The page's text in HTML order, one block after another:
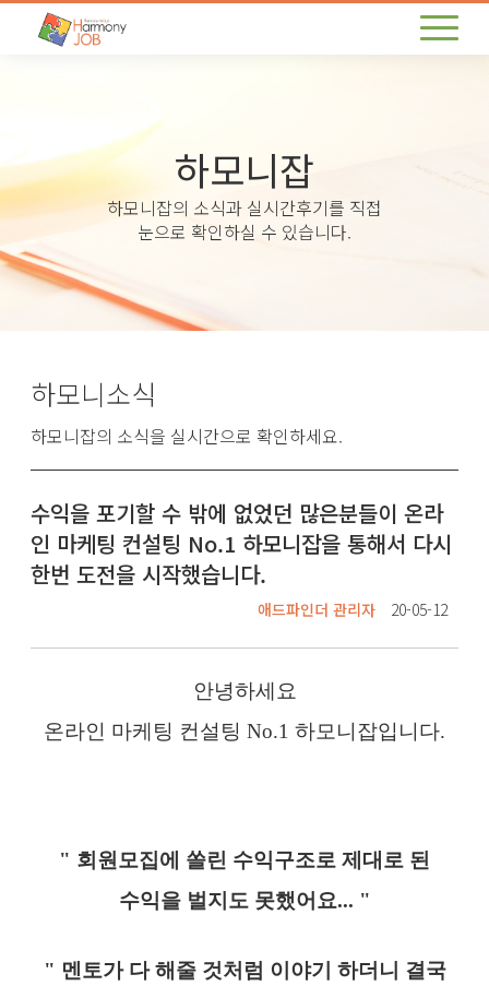
하모니잡
하모니잡의 소식과 실시간후기를 직접
눈으로 확인하실 수 있습니다.
하모니소식
하모니잡의 소식을 실시간으로 확인하세요.
수익을 포기할 수 밖에 없었던 많은분들이 온라
인 마케팅 컨설팅 No.1 하모니잡을 통해서 다시
한번 도전을 시작했습니다.
애드파인더 관리자 20-05-12
안녕하세요
온라인 마케팅 컨설팅 No.1 하모니잡입니다.
" 회원모집에 쏠린 수익구조로 제대로 된
수익을 벌지도 못했어요... "
" 멘토가 다 해줄 것처럼 이야기 하더니 결국